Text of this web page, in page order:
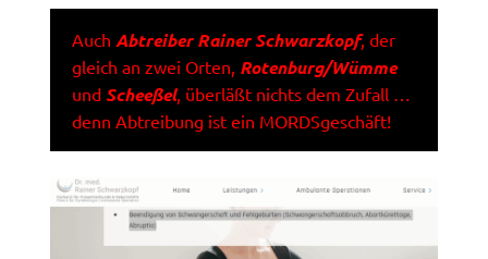
Auch Abtreiber Rainer Schwarzkopf, der
gleich an zwei Orten, Rotenburg/Wümme
undScheeßel, überläßt nichts dem Zufall …
denn Abtreibung ist ein MORDSgeschäft!